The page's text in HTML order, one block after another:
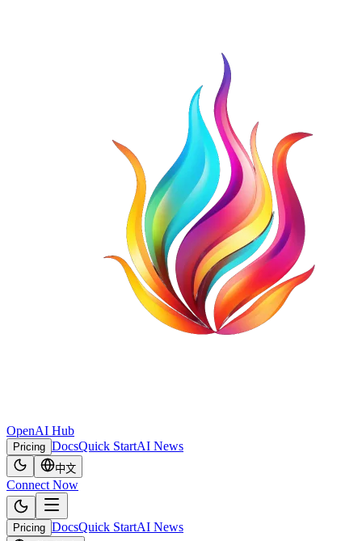
OpenAI Hub
Pricing DocsQuick StartAI News
中文
Connect Now
Pricing DocsQuick StartAI News